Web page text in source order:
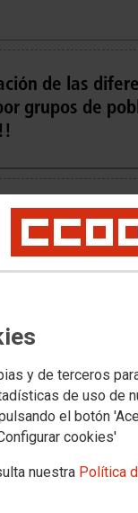
y de terceros
de uso de
el botón
cookies'
nuestra Política
de las
grupos de
de Justicia
la Secretaría
de Justicia
el BOE la
Estado de